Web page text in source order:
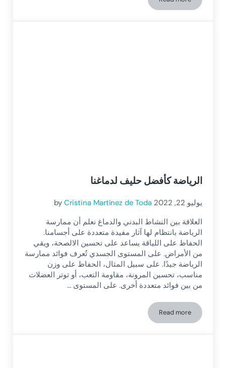
المخ الجنسي: علم الأعصاب والفروق المرتبطة بالجنس
الرياضة كأفضل حليف لدماغنا
يوليو 22, 2022 by Cristina Martínez de Toda
العلاقة بين النشاط البدني والدماغ نعلم أن ممارسة
الرياضة بانتظام لها آثار مفيدة متعددة على أجسامنا.
الحفاظ على اللياقة يساعد على تحسين الالصحة، ويقي
من الأمراض. على المستوى الجسدي تُعرف فوائد ممارسة
الرياضة جيدًا. على سبيل المثال، الحفاظ على وزن
مناسب، تحسين المرونة، مقاومة التعب، أو توتر العضلات
من بين فوائد متعددة أخرى. على المستوى …
Read moreالرياضة كأفضل حليف لدماغنا